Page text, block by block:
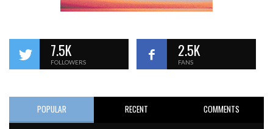
7.5K
FOLLOWERS
2.5K
FANS
POPULAR RECENT COMMENTS